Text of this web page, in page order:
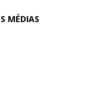
MÉDIAS